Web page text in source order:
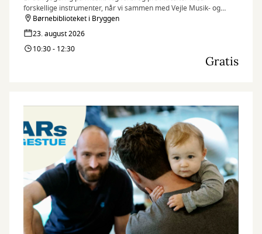
forskellige instrumenter, når vi sammen med Vejle Musik- og
Kulturskole inviterer til et par sjove og inspirerende musikalske
timer på Børnebiblioteket i Bryggen.
Børnebiblioteket i Bryggen
23. august 2026
10:30 - 12:30
Gratis